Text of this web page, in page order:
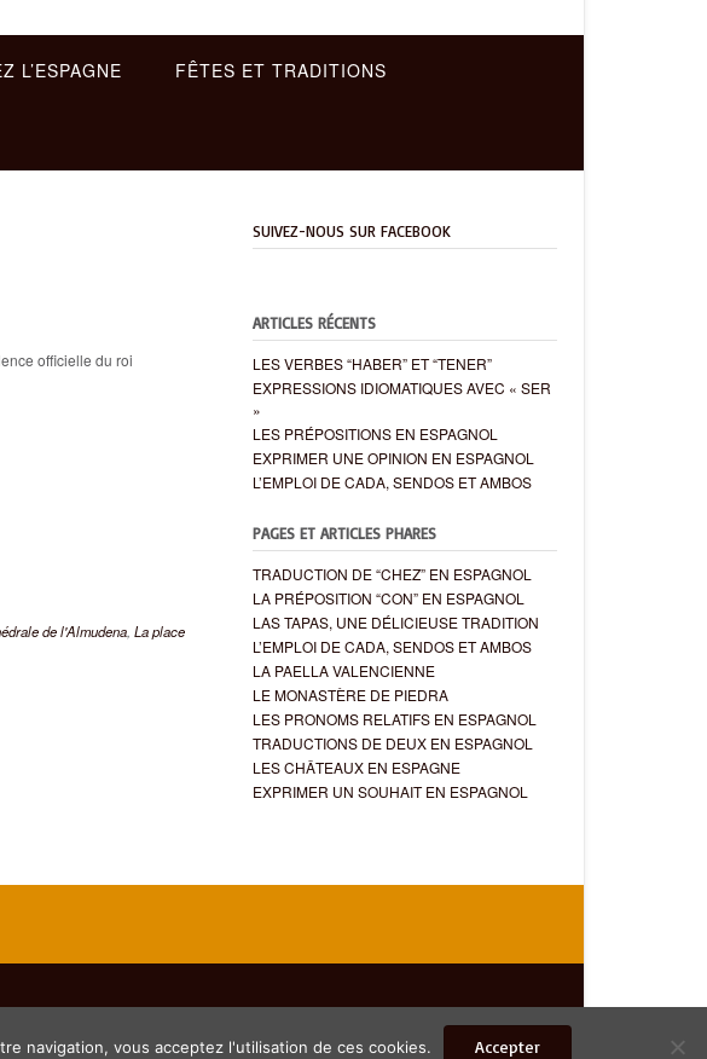
L’ESPAGNE FÊTES ET TRADITIONS
officielle du roi
de l'Almudena, La place
SUIVEZ-NOUS SUR FACEBOOK
ARTICLES RÉCENTS
LES VERBES “HABER” ET “TENER”
EXPRESSIONS IDIOMATIQUES AVEC « SER
»
LES PRÉPOSITIONS EN ESPAGNOL
EXPRIMER UNE OPINION EN ESPAGNOL
L’EMPLOI DE CADA, SENDOS ET AMBOS
PAGES ET ARTICLES PHARES
TRADUCTION DE “CHEZ” EN ESPAGNOL
LA PRÉPOSITION “CON” EN ESPAGNOL
LAS TAPAS, UNE DÉLICIEUSE TRADITION
L’EMPLOI DE CADA, SENDOS ET AMBOS
LA PAELLA VALENCIENNE
LE MONASTÈRE DE PIEDRA
LES PRONOMS RELATIFS EN ESPAGNOL
TRADUCTIONS DE DEUX EN ESPAGNOL
LES CHÂTEAUX EN ESPAGNE
EXPRIMER UN SOUHAIT EN ESPAGNOL
navigation, vous acceptez l'utilisation de ces cookies. Accepter